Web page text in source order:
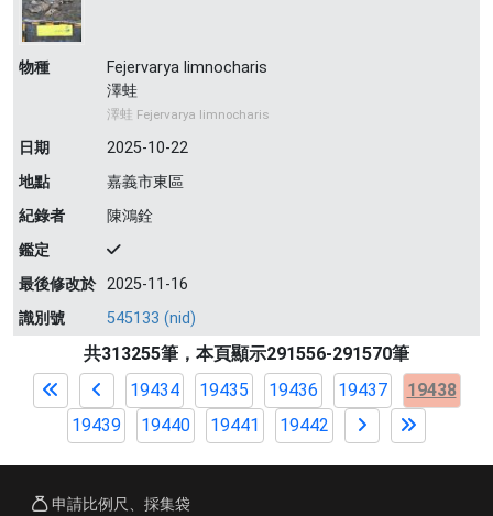
物種
Fejervarya limnocharis
澤蛙
澤蛙 Fejervarya limnocharis
日期
2025-10-22
地點
嘉義市東區
紀錄者
陳鴻銓
鑑定
最後修改於 2025-11-16
識別號
545133 (nid)
共313255筆，本頁顯示291556-291570筆
19434
19435 19436 19437
19438
19439
19440 19441 19442
申請比例尺、採集袋